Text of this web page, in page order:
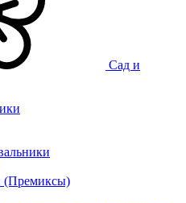
Сад и
(Премиксы)